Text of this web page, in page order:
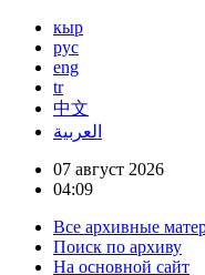
кыр
рус
eng
tr
中文
العربية
07 август 2026
04:09
Все архивные
Поиск по архиву
На основной сайт